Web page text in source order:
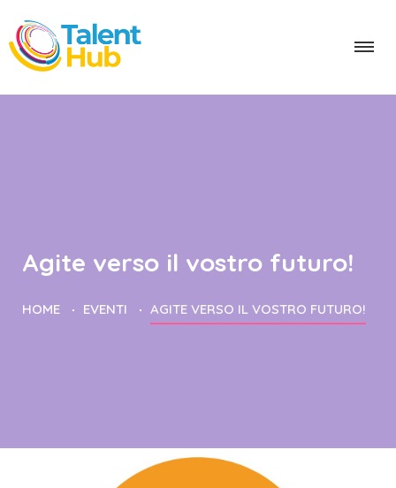
Agite verso il vostro futuro!
HOME EVENTI AGITE VERSO IL VOSTRO FUTURO!